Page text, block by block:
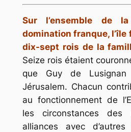
Sur l’ensemble de
domination franque,
dix-sept rois de la
Seize rois étaient
que Guy de
Jérusalem. Chacun
au fonctionnement de
les circonstances
alliances avec